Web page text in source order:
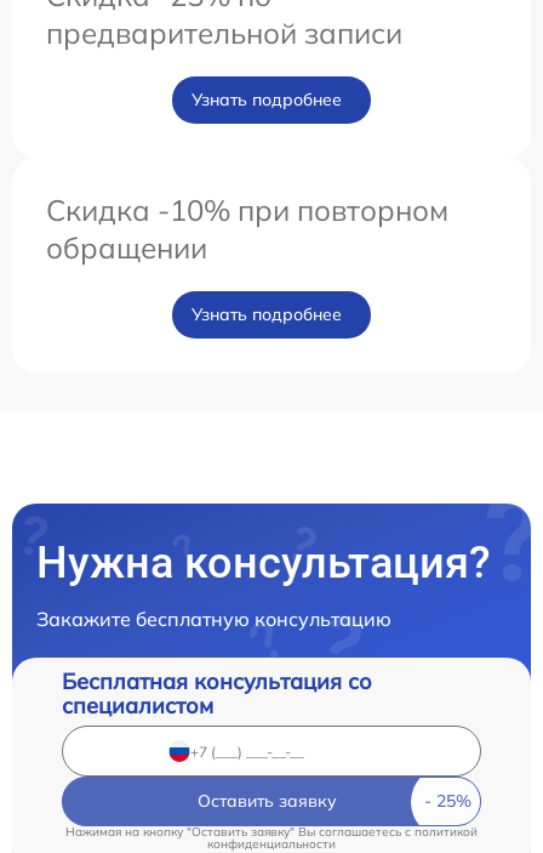
предварительной записи
Узнать подробнее
Скидка -10% при повторном
обращении
Узнать подробнее
Нужна консультация?
Закажите бесплатную консультацию
Бесплатная консультация со
специалистом
Оставить заявку
Нажимая на кнопку "Оставить заявку" Вы соглашаетесь cполитикой
конфиденциальности